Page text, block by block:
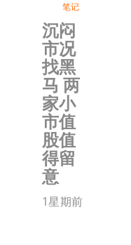
笔记
沉闷
市况
找黑
马 两
家小
市值
股值
得留
意
1星期前